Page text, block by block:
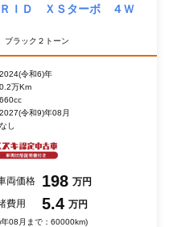
ＲＩＤ ＸＳターボ ４Ｗ
ラック２トーン
2024(令和6)年
0.2万Km
660cc
2027(令和9)年08月
なし
両価格 198 万円
費用
5.4 万円
08月まで：60000km)